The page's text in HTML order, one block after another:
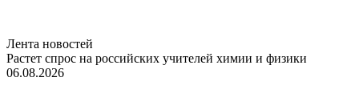
Лента новостей
Растет спрос на российских учителей химии и физики
06.08.2026